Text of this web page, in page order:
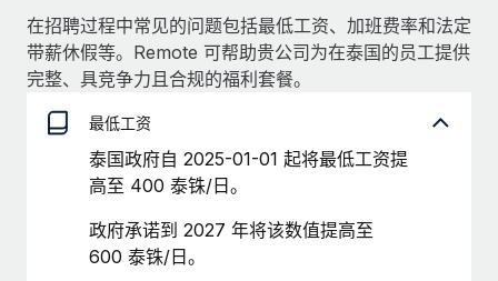
背景调查
简化候选人筛选流程
合规守望台
防范合规风险
在全球范围内配置和跟踪 IT 设备
案例研究
Partnership with Remote
At a glance Discover the evolution of TheyDo, a pioneering
journey management platform that has...
了解更多
获得支持
查看全部资源
EOR compliance
As the global workforce continues to expand in response
在招聘过程中常见的问题包括最低工资、加班费率和法定
带薪休假等。Remote 可帮助贵公司为在泰国的员工提供
完整、具竞争力且合规的福利套餐。
最低工资
泰国政府自 2025-01-01 起将最低工资提
高至 400 泰铢/日。
政府承诺到 2027 年将该数值提高至
600 泰铢/日。